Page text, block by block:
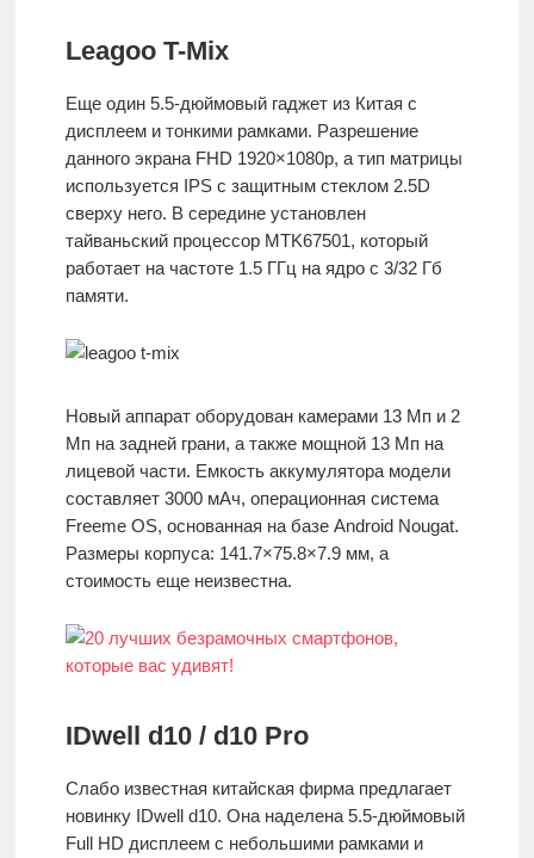
Leagoo T-Mix
Еще один 5.5-дюймовый гаджет из Китая с
дисплеем и тонкими рамками. Разрешение
данного экрана FHD 1920×1080p, а тип матрицы
используется IPS с защитным стеклом 2.5D
сверху него. В середине установлен
тайваньский процессор MTK67501, который
работает на частоте 1.5 ГГц на ядро с 3/32 Гб
памяти.
Новый аппарат оборудован камерами 13 Мп и 2
Мп на задней грани, а также мощной 13 Мп на
лицевой части. Емкость аккумулятора модели
составляет 3000 мАч, операционная система
Freeme OS, основанная на базе Android Nougat.
Размеры корпуса: 141.7×75.8×7.9 мм, а
стоимость еще неизвестна.
IDwell d10 / d10 Pro
Слабо известная китайская фирма предлагает
новинку IDwell d10. Она наделена 5.5-дюймовый
Full HD дисплеем с небольшими рамками и